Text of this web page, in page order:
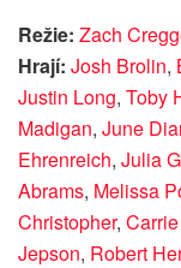
Režie: Zach
Hrají: Josh Brolin,
Justin Long, Toby
Madigan, June
Ehrenreich, Julia
Abrams, Melissa
Christopher,
Jepson, Robert